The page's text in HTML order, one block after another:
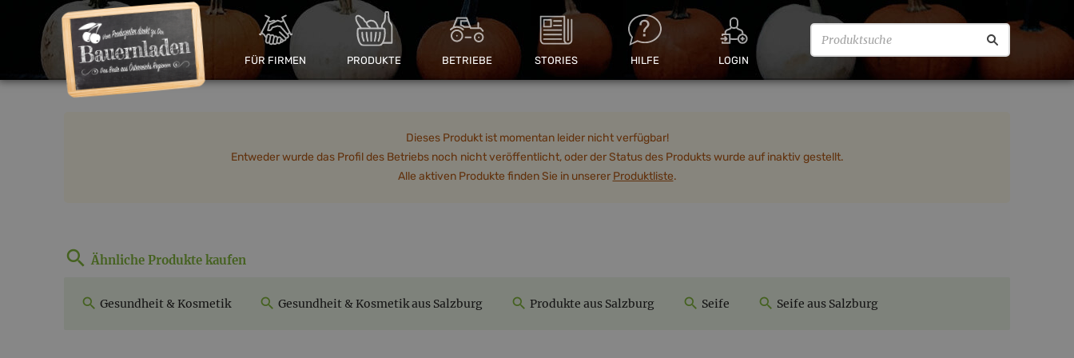
FÜR FIRMEN PRODUKTE BETRIEBE STORIES HILFE LOGIN
Dieses Produkt ist momentan leider nicht verfügbar!
Entweder wurde das Profil des Betriebs noch nicht veröffentlicht, oder der Status des Produkts wurde auf inaktiv gestellt.
Alle aktiven Produkte finden Sie in unserer Produktliste.
Ähnliche Produkte kaufen
Gesundheit & Kosmetik Gesundheit & Kosmetik aus Salzburg Produkte aus Salzburg Seife Seife aus Salzburg